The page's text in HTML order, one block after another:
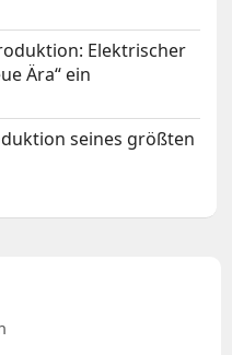
Elektrischer
Ära“ ein
seines größten